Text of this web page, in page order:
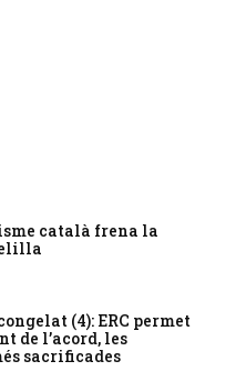
català frena la
(4): ERC permet
de l’acord, les
sacrificades